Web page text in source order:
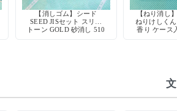
【消しゴム】シード
SEED JISセット スリー
トーン GOLD 砂消し 510
【ねり消し
ねりけしくん
香り ケース